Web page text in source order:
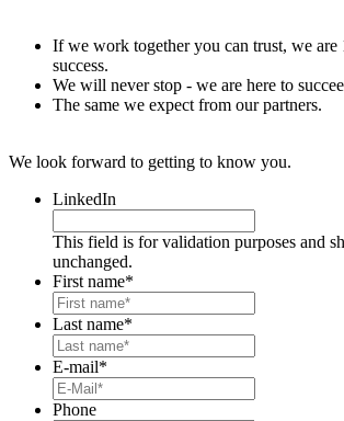
If we work together you can trust, we are
success.
We will never stop - we are here to
The same we expect from our partners.
We look forward to getting to know you.
LinkedIn
This field is for validation purposes and
unchanged.
First name*
Last name*
E-mail*
Phone